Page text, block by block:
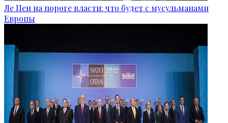
Ле Пен на пороге власти: что будет с мусульманами
Европы